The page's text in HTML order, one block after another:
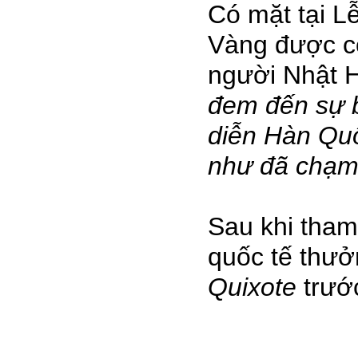
Có mặt tại
Vàng được
người Nhật
đem đến sự
diễn Hàn
như đã
Sau khi
quốc tế
Quixote